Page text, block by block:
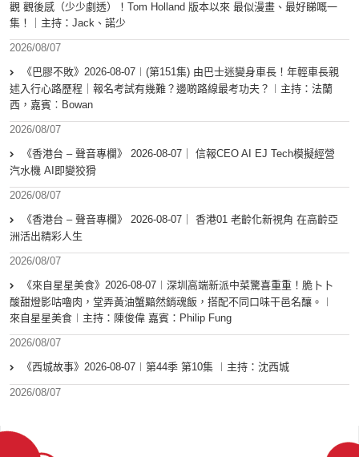
觀 觀後感（少少劇透）！Tom Holland 版本以來 最似漫畫、最好睇嘅一
集！｜主持：Jack、諾少
2026/08/07
《巴膠不敗》2026-08-07︱(第151集) 由巴士迷變身車長！年輕車長親
述入行心路歷程｜報名考試有幾難？邊啲路線最考功夫？︱主持：法蘭
西，嘉賓︰Bowan
2026/08/07
《香港台 – 聲音專欄》 2026-08-07｜ 信報CEO AI EJ Tech模擬經營
汽水機 AI即變狡猾
2026/08/07
《香港台 – 聲音專欄》 2026-08-07｜ 香港01 老齡化新視角 在高齡亞
洲活出精彩人生
2026/08/07
《來自星星美食》2026-08-07︱深圳高端新派中菜驚喜重重！脆卜卜
酸甜燈影咕嚕肉，堂弄黃油蟹黯然銷魂飯，搭配不同口味干邑名釀。︱
來自星星美食︱主持：陳俊偉 嘉賓：Philip Fung
2026/08/07
《西城故事》2026-08-07︱第44季 第10集 ︱主持：沈西城
2026/08/07